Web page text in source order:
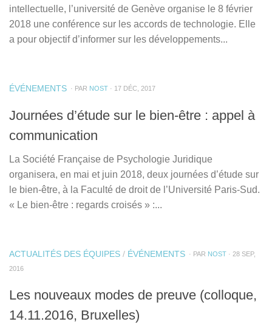
intellectuelle, l’université de Genève organise le 8 février
2018 une conférence sur les accords de technologie. Elle
a pour objectif d’informer sur les développements...
ÉVÉNEMENTS · PAR NOST · 17 DÉC, 2017
Journées d’étude sur le bien-être : appel à
communication
La Société Française de Psychologie Juridique
organisera, en mai et juin 2018, deux journées d’étude sur
le bien-être, à la Faculté de droit de l’Université Paris-Sud.
« Le bien-être : regards croisés » :...
ACTUALITÉS DES ÉQUIPES / ÉVÉNEMENTS · PAR NOST · 28 SEP,
2016
Les nouveaux modes de preuve (colloque,
14.11.2016, Bruxelles)